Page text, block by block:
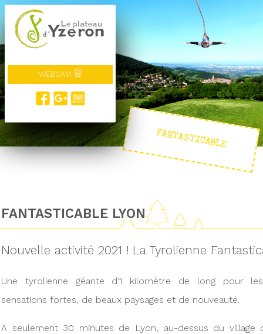
WEBCAM
FANTASTICABLE
FANTASTICABLE LYON
Nouvelle activité 2021 ! La Tyrolienne
Une tyrolienne géante d'1 kilomètre de long pour
sensations fortes, de beaux paysages et de nouveauté.
A seulement 30 minutes de Lyon, au-dessus du village